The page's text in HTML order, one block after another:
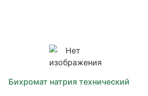
Бихромат натрия технический